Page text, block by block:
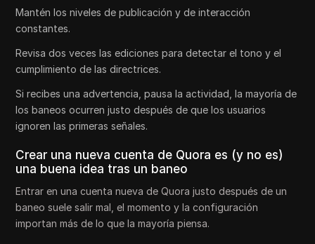
Mantén los niveles de publicación y de interacción
constantes.
Revisa dos veces las ediciones para detectar el tono y el
cumplimiento de las directrices.
Si recibes una advertencia, pausa la actividad, la mayoría de
los baneos ocurren justo después de que los usuarios
ignoren las primeras señales.
Crear una nueva cuenta de Quora es (y no es)
una buena idea tras un baneo
Entrar en una cuenta nueva de Quora justo después de un
baneo suele salir mal, el momento y la configuración
importan más de lo que la mayoría piensa.